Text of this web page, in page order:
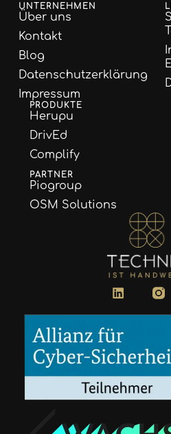
UNTERNEHMEN
Über uns
Kontakt
Blog
Datenschutzerklärung
Impressum
PRODUKTE
Herupu
DrivEd
Complify
PARTNER
Piogroup
OSM Solutions